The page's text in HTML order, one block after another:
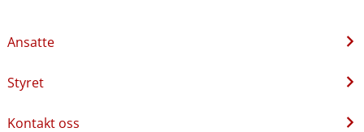
Ansatte
Styret
Kontakt oss